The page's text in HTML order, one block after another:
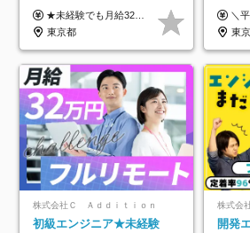
32万～*残業月9.8h*1ヶ月の
研修*資格取得率100％
★未経験でも月給32万円スタート★ 月収32万円～35万円＋各種手当（資格手当だけで毎月15万の上乗せ実績あり！） ★資格手当豊富！1資格につき最大3万円支給 ★功績手当の導入で、毎月のお給与に上乗せで最大10万円支給している社員も！ ★1回の昇級で年収数十万UPも可 ★ゆくゆくは年収1000万以上も目指せる 年俸384万円～1,162万8,000円（12分割） ※経験・スキルを考慮の上決定します ※上記金額には固定残業代（月30h分・60,800円～66,500円）を含みます ※超過分は別途全額支給します ※試用期間2ヶ月間あり（その他待遇に差異はありません）
東京都
万円
年休
＼平均年収517万円！入社5年目まで毎年必ず昇給／ ■賞与年3回 ■年収800万円以上も可 ■入社3年以上の平均年収469.2万円 月給23万2000円以
東京都_神奈川県_埼玉県_千葉県_大阪府_愛知県_北海道_青森県_岩手
株式会社Ｃ Ａｄｄｉｔｉｏｎ
初級エンジニア★未経験
株式会
開発